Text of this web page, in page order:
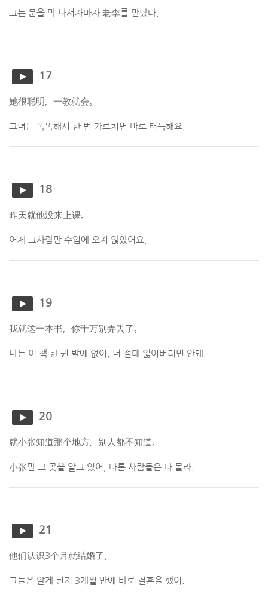
그는 문을 막 나서자마자 老李를 만났다.
17
她很聪明，一教就会。
그녀는 똑똑해서 한 번 가르치면 바로 터득해요.
18
昨天就他没来上课。
어제 그사람만 수업에 오지 않았어요.
19
我就这一本书，你千万别弄丢了。
나는 이 책 한 권 밖에 없어, 너 절대 잃어버리면 안돼.
20
就小张知道那个地方，别人都不知道。
小张만 그 곳을 알고 있어, 다른 사람들은 다 몰라.
21
他们认识3个月就结婚了。
그들은 알게 된지 3개월 만에 바로 결혼을 했어.